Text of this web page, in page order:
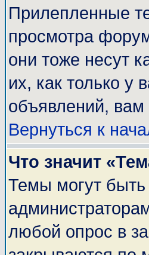
Прилепленные
просмотра
они тоже несут
их, как только у
объявлений, вам
Вернуться к
Что значит
Темы могут
любой опрос в